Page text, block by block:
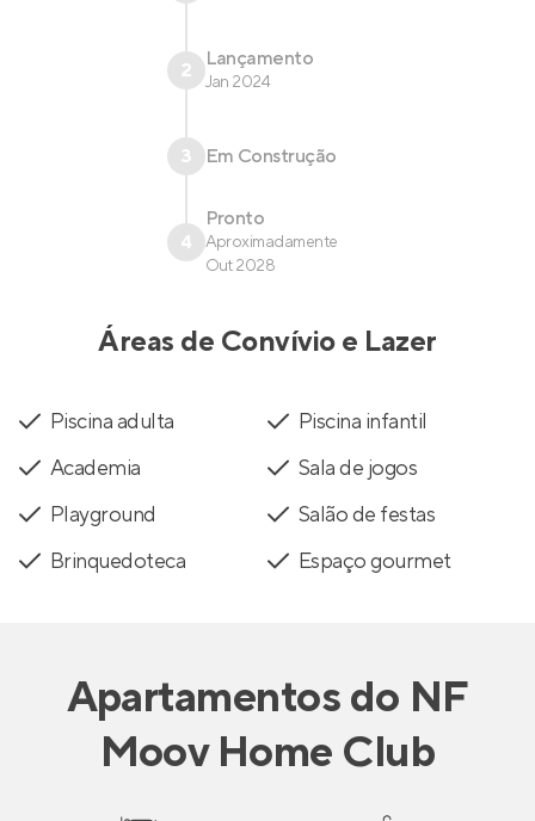
2 Lançamento
Jan 2024
3 Em Construção
4
Pronto
Aproximadamente
Out 2028
Áreas de Convívio e Lazer
Piscina adulta
Piscina infantil
Academia
Sala de jogos
Playground
Salão de festas
Brinquedoteca
Espaço gourmet
Apartamentosdo NF
Moov Home Club